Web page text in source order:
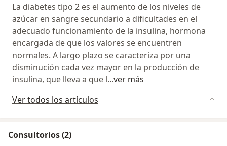
La diabetes tipo 2 es el aumento de los niveles de
azúcar en sangre secundario a dificultades en el
adecuado funcionamiento de la insulina, hormona
encargada de que los valores se encuentren
normales. A largo plazo se caracteriza por una
disminución cada vez mayor en la producción de
insulina, que lleva a que l...ver más
Ver todos los artículos
Consultorios (2)